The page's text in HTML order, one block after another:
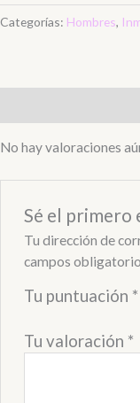
Categorías: Hombres,
No hay valoraciones
Sé el primero
Tu dirección de
campos
Tu puntuación *
Tu valoración *